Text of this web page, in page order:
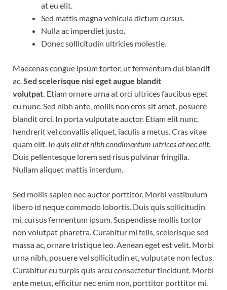
at eu elit.
Sed mattis magna vehicula dictum cursus.
Nulla ac imperdiet justo.
Donec sollicitudin ultricies molestie.
Maecenas congue ipsum tortor, ut fermentum dui blandit
ac.Sed scelerisque nisi eget augue blandit
volutpat. Etiam ornare urna at orci ultrices faucibus eget
eu nunc. Sed nibh ante, mollis non eros sit amet, posuere
blandit orci. In porta vulputate auctor. Etiam elit nunc,
hendrerit vel convallis aliquet, iaculis a metus. Cras vitae
quam elit. In quis elit et nibh condimentum ultrices at nec elit.
Duis pellentesque lorem sed risus pulvinar fringilla.
Nullam aliquet mattis interdum.
Sed mollis sapien nec auctor porttitor. Morbi vestibulum
libero id neque commodo lobortis. Duis quis sollicitudin
mi, cursus fermentum ipsum. Suspendisse mollis tortor
non volutpat pharetra. Curabitur mi felis, scelerisque sed
massa ac, ornare tristique leo. Aenean eget est velit. Morbi
urna nibh, posuere vel sollicitudin et, vulputate non lectus.
Curabitur eu turpis quis arcu consectetur tincidunt. Morbi
ante metus, efficitur nec enim non, porttitor porttitor mi.